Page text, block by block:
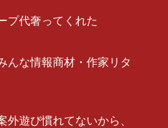
プ代奢ってくれた
んな情報商材・作家リタ
外遊び慣れてないから、